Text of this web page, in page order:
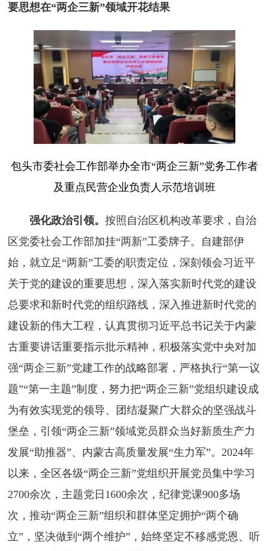
要思想在“两企三新”领域开花结果
包头市委社会工作部举办全市“两企三新”党务工作者
及重点民营企业负责人示范培训班
强化政治引领。按照自治区机构改革要求，自治
区党委社会工作部加挂“两新”工委牌子。自建部伊
始，就立足“两新”工委的职责定位，深刻领会习近平
关于党的建设的重要思想，深入落实新时代党的建设
总要求和新时代党的组织路线，深入推进新时代党的
建设新的伟大工程，认真贯彻习近平总书记关于内蒙
古重要讲话重要指示批示精神，积极落实党中央对加
强“两企三新”党建工作的战略部署，严格执行“第一议
题”“第一主题”制度，努力把“两企三新”党组织建设成
为有效实现党的领导、团结凝聚广大群众的坚强战斗
堡垒，引领“两企三新”领域党员群众当好新质生产力
发展“助推器”、内蒙古高质量发展“生力军”。2024年
以来，全区各级“两企三新”党组织开展党员集中学习
2700余次，主题党日1600余次，纪律党课900多场
次，推动“两企三新”组织和群体坚定拥护“两个确
立”，坚决做到“两个维护”，始终坚定不移感党恩、听